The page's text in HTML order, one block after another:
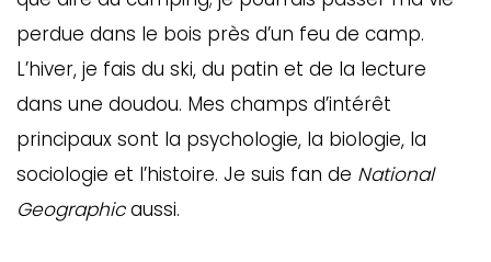
perdue dans le bois près d’un feu de camp.
L’hiver, je fais du ski, du patin et de la lecture
dans une doudou. Mes champs d’intérêt
principaux sont la psychologie, la biologie, la
sociologie et l’histoire. Je suis fan de National
Geographicaussi.